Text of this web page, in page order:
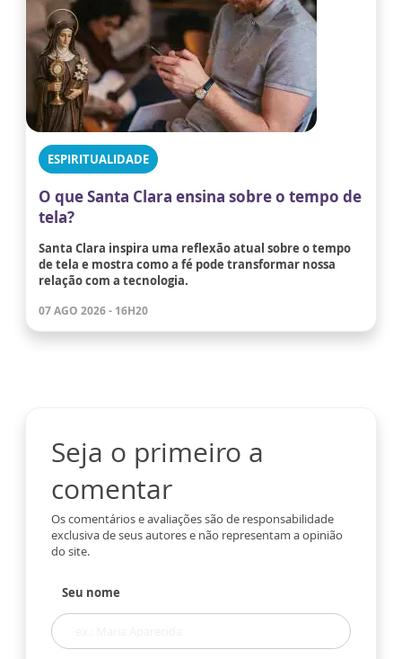
ESPIRITUALIDADE
O que Santa Clara ensina sobre o tempo de
tela?
Santa Clara inspira uma reflexão atual sobre o tempo
de tela e mostra como a fé pode transformar nossa
relação com a tecnologia.
07 AGO 2026 - 16H20
Seja o primeiro a
comentar
Os comentários e avaliações são de responsabilidade
exclusiva de seus autores e não representam a opinião
do site.
Seu nome